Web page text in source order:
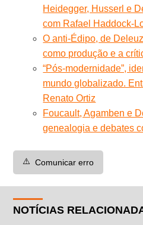
Heidegger, Husserl e
com Rafael Haddock-
O anti-Édipo, de
como produção e a
“Pós-modernidade”,
mundo globalizado.
Renato Ortiz
Foucault, Agamben e
genealogia e debates
⚠️ Comunicar erro
NOTÍCIAS